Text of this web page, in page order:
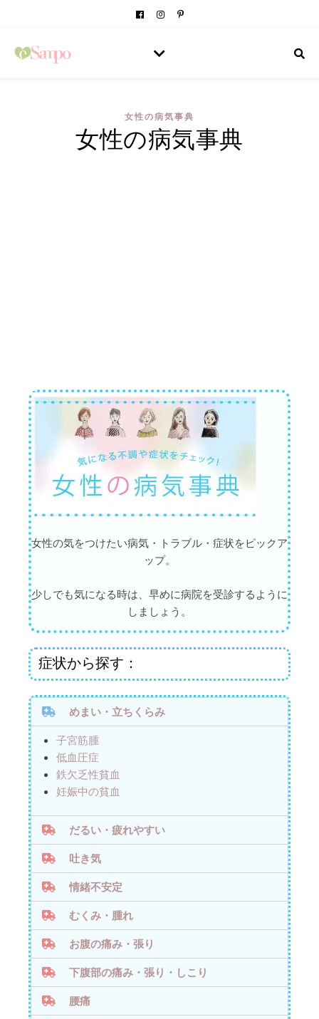
女性の病気事典
女性の病気事典
女性の気をつけたい病気・トラブル・症状をピックア
ップ。
少しでも気になる時は、早めに病院を受診するように
しましょう。
症状から探す：
めまい・立ちくらみ
子宮筋腫
低血圧症
鉄欠乏性貧血
妊娠中の貧血
だるい・疲れやすい
吐き気
情緒不安定
むくみ・腫れ
お腹の痛み・張り
下腹部の痛み・張り・しこり
腰痛